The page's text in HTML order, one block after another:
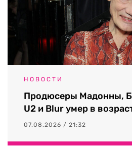
НОВОСТИ
Продюсеры Мадонны,
U2 и Blur умер в
07.08.2026 / 21:32